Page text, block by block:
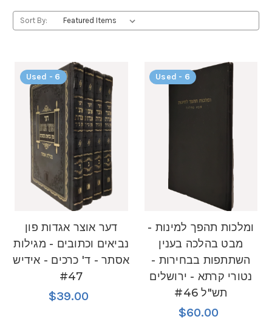
Sort By:
Used - 6
דער אוצר אגדות פון
נביאים וכתובים - מגילות
אסתר - ד' כרכים - אידיש
#47
$39.00
Used - 6
ומלכות תהפך למינות -
מבט בהלכה בענין
השתתפות בבחירות -
נטורי קרתא - ירושלים
תש"ל #46
$60.00